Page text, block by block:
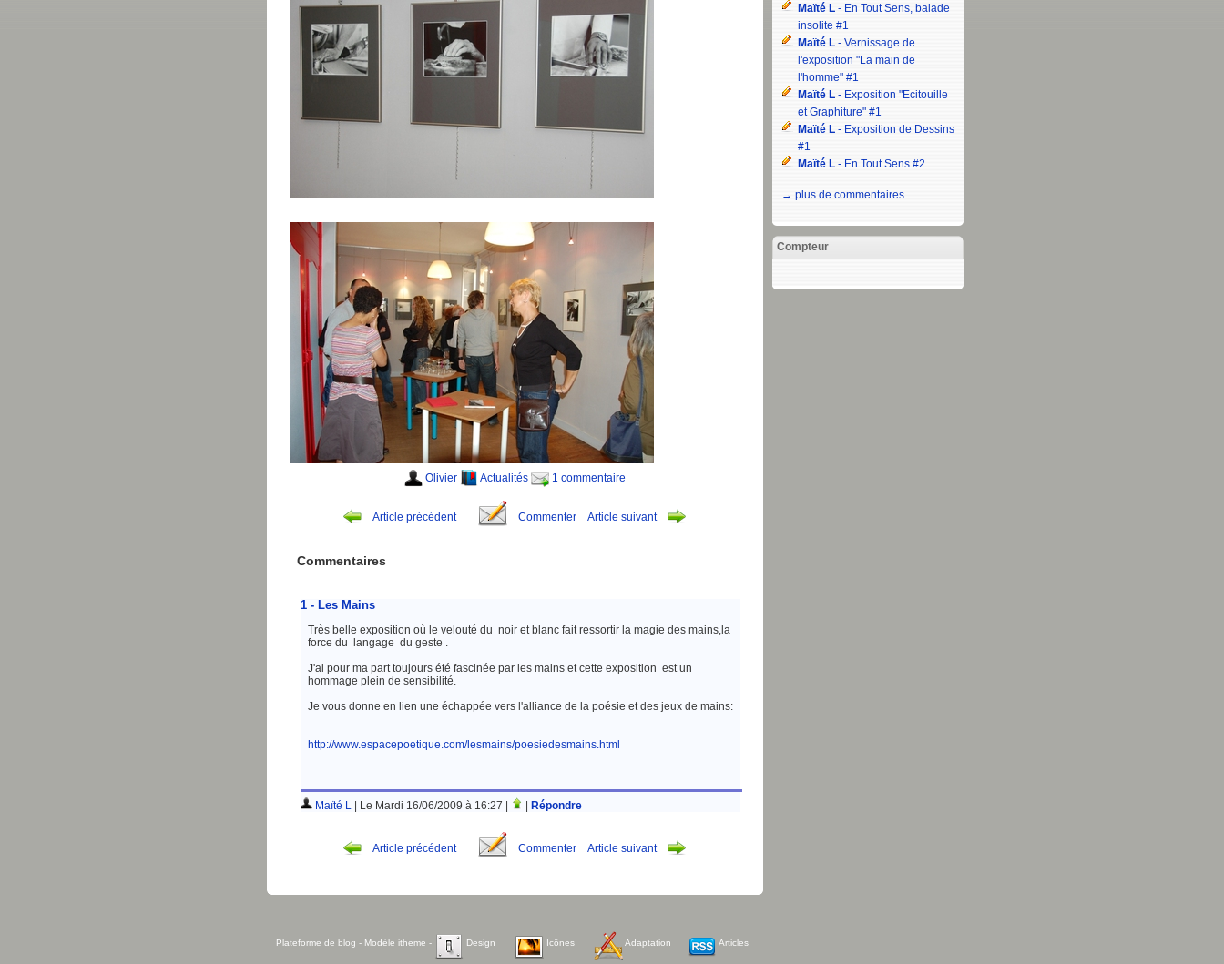
Olivier Actualités 1 commentaire
Article précédent Commenter Article suivant
Commentaires
1 - Les Mains
Très belle exposition où le velouté du noir et blanc fait ressortir la magie des mains,la
force du langage du geste .
J'ai pour ma part toujours été fascinée par les mains et cette exposition est un
hommage plein de sensibilité.
Je vous donne en lien une échappée vers l'alliance de la poésie et des jeux de mains:
http://www.espacepoetique.com/lesmains/poesiedesmains.html
Maïté L | Le Mardi 16/06/2009 à 16:27 | Répondre
Article précédent Commenter Article suivant
Plateforme de blog - Modèle itheme - Design Icônes Adaptation Articles
Maïté L- En Tout Sens, balade
insolite #1
Maïté L- Vernissage de
l'exposition "La main de
l'homme" #1
Maïté L- Exposition "Ecitouille
et Graphiture" #1
Maïté L- Exposition de Dessins
#1
Maïté L- En Tout Sens #2
→ plus de commentaires
Compteur